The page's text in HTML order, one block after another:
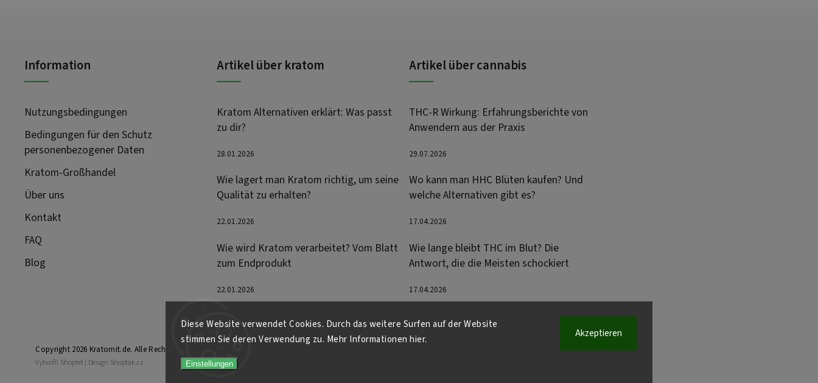
Diese Website verwendet Cookies. Durch das weitere Surfen auf der Website
stimmen Sie deren Verwendung zu. Mehr Informationen hier.
Einstellungen
Akzeptieren
Information
Nutzungsbedingungen
Bedingungen für den Schutz
personenbezogener Daten
Kratom-Großhandel
Über uns
Kontakt
FAQ
Blog
Artikel über kratom
Kratom Alternativen erklärt: Was passt
zu dir?
28.01.2026
Wie lagert man Kratom richtig, um seine
Qualität zu erhalten?
22.01.2026
Wie wird Kratom verarbeitet? Vom Blatt
zum Endprodukt
22.01.2026
Artikel über cannabis
THC-R Wirkung: Erfahrungsberichte von
Anwendern aus der Praxis
29.07.2026
Wo kann man HHC Blüten kaufen? Und
welche Alternativen gibt es?
17.04.2026
Wie lange bleibt THC im Blut? Die
Antwort, die die Meisten schockiert
17.04.2026
Copyright 2026 Kratomit.de. Alle Rechte vorbehalten.
Vytvořil Shoptet | Design Shoptak.cz